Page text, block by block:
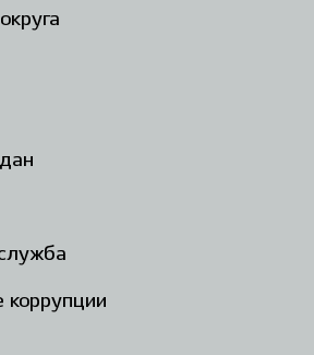
Градостроительство и
коррупции